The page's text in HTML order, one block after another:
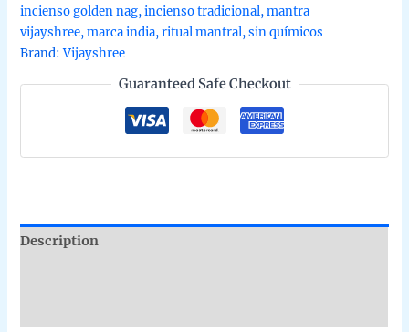
quantity
incienso golden nag,incienso tradicional,mantra
vijayshree,marca india,ritual mantral,sin químicos
Brand:Vijayshree
Guaranteed Safe Checkout
Description